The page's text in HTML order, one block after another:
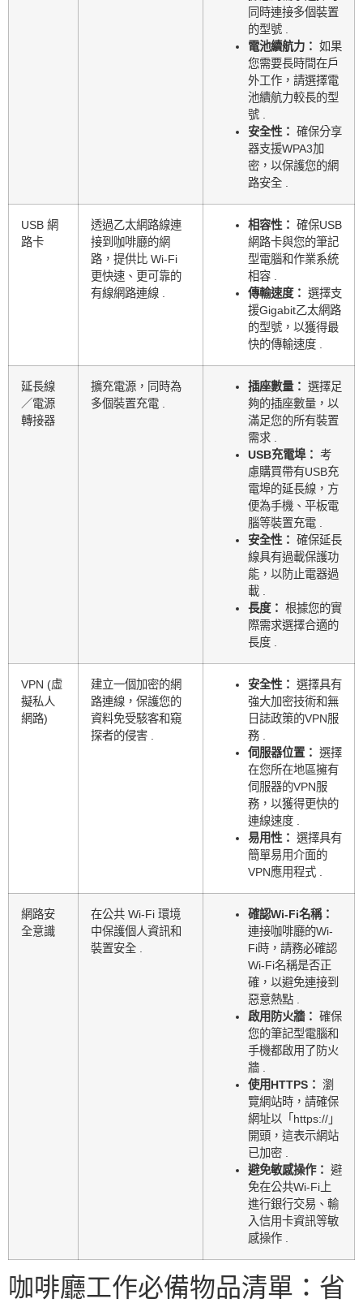
同時連接多個裝置
的型號 .
電池續航力： 如果
您需要長時間在戶
外工作，請選擇電
池續航力較長的型
號 .
安全性： 確保分享
器支援WPA3加
密，以保護您的網
路安全 .
USB 網
路卡
透過乙太網路線連
接到咖啡廳的網
路，提供比 Wi-Fi
更快速、更可靠的
有線網路連線 .
相容性： 確保USB
網路卡與您的筆記
型電腦和作業系統
相容 .
傳輸速度： 選擇支
援Gigabit乙太網路
的型號，以獲得最
快的傳輸速度 .
延長線
／電源
轉接器
擴充電源，同時為
多個裝置充電 .
插座數量： 選擇足
夠的插座數量，以
滿足您的所有裝置
需求 .
USB充電埠： 考
慮購買帶有USB充
電埠的延長線，方
便為手機、平板電
腦等裝置充電 .
安全性： 確保延長
線具有過載保護功
能，以防止電器過
載 .
長度： 根據您的實
際需求選擇合適的
長度 .
VPN (虛
擬私人
網路)
建立一個加密的網
路連線，保護您的
資料免受駭客和窺
探者的侵害 .
安全性： 選擇具有
強大加密技術和無
日誌政策的VPN服
務 .
伺服器位置： 選擇
在您所在地區擁有
伺服器的VPN服
務，以獲得更快的
連線速度 .
易用性： 選擇具有
簡單易用介面的
VPN應用程式 .
網路安
全意識
在公共 Wi-Fi 環境
中保護個人資訊和
裝置安全 .
確認Wi-Fi名稱：
連接咖啡廳的Wi-
Fi時，請務必確認
Wi-Fi名稱是否正
確，以避免連接到
惡意熱點 .
啟用防火牆： 確保
您的筆記型電腦和
手機都啟用了防火
牆 .
使用HTTPS： 瀏
覽網站時，請確保
網址以「https://」
開頭，這表示網站
已加密 .
避免敏感操作： 避
免在公共Wi-Fi上
進行銀行交易、輸
入信用卡資訊等敏
感操作 .
咖啡廳工作必備物品清單：省